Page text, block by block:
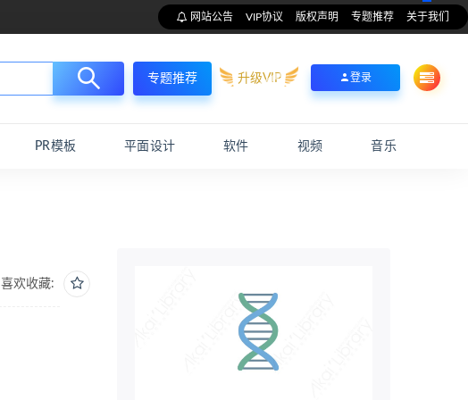
网站公告 VIP协议 版权声明 专题推荐 关于我们
专题推荐 升级VIP 登录
PR模板 平面设计 软件 视频 音乐
喜欢收藏: